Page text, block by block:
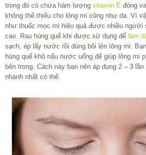
trong đó có chứa hàm lượng vitamin E đóng
không thể thiếu cho lông mi cũng như da. Vì
như thuốc mọc mi hiệu quả được nhiều người
cao. Rau húng quế khi được sử dụng để làm
sạch, ép lấy nước rồi dùng bôi lên lông mi.
húng quế khô nấu nước uống để giúp lông mi
bên trong. Cách này bạn nên áp dụng 2 – 3
nhanh nhất có thể.